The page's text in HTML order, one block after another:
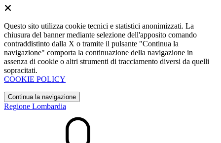
Questo sito utilizza cookie tecnici e statistici anonimizzati. La
chiusura del banner mediante selezione dell'apposito comando
contraddistinto dalla X o tramite il pulsante "Continua la
navigazione" comporta la continuazione della navigazione in
assenza di cookie o altri strumenti di tracciamento diversi da quelli
sopracitati.
COOKIE POLICY
Continua la navigazione
Regione Lombardia